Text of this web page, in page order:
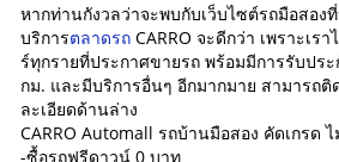
หากท่านกังวลว่าจะพบกับเว็บไซต์รถมือสอง
บริการตลาดรถCARRO จะดีกว่า เพราะเร
ร์ทุกรายที่ประกาศขายรถ พร้อมมีการรับปร
กม. และมีบริการอื่นๆ อีกมากมาย สามารถติ
ละเอียดด้านล่าง
CARRO‌ ‌Automall‌ ‌‌รถ‌บ้าน‌มือ‌สอง‌ ‌คัด‌เกรด‌
-ซื้อ‌รถ‌ฟรี‌ดาวน์‌ ‌0‌ ‌บาท‌ ‌